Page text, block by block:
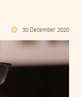
30 December 2020